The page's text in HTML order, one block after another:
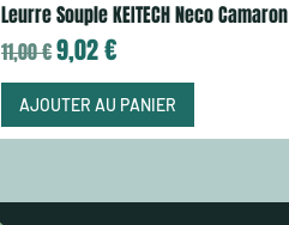
Leurre Souple KEITECH Neco Camaron
Prix original
11,00 €Prix promotionnel
9,02 €
AJOUTER AU PANIER